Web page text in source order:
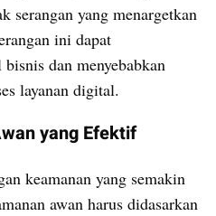
serangan yang menargetkan
ini dapat
dan menyebabkan
layanan digital.
yang Efektif
keamanan yang semakin
awan harus didasarkan